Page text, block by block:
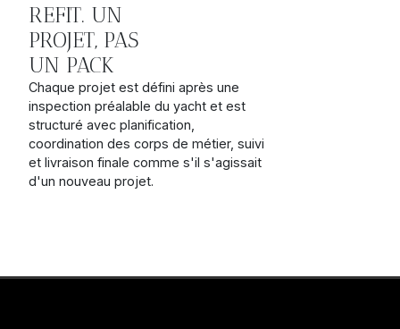
REFIT. UN
PROJET, PAS
UN PACK
Chaque projet est défini après une
inspection préalable du yacht et est
structuré avec planification,
coordination des corps de métier, suivi
et livraison finale comme s'il s'agissait
d'un nouveau projet.